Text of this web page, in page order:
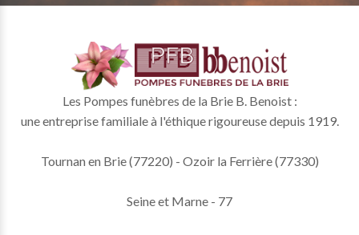
Les Pompes funèbres de la Brie B. Benoist :
une entreprise familiale à l'éthique rigoureuse depuis 1919.
Tournan en Brie (77220) - Ozoir la Ferrière (77330)
Seine et Marne - 77